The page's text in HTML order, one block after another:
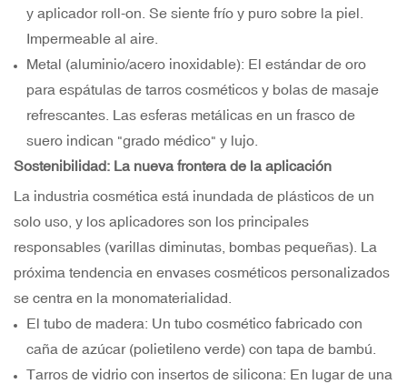
y aplicador roll-on. Se siente frío y puro sobre la piel.
Impermeable al aire.
Metal (aluminio/acero inoxidable): El estándar de oro
para espátulas de tarros cosméticos y bolas de masaje
refrescantes. Las esferas metálicas en un frasco de
suero indican "grado médico" y lujo.
Sostenibilidad: La nueva frontera de la aplicación
La industria cosmética está inundada de plásticos de un
solo uso, y los aplicadores son los principales
responsables (varillas diminutas, bombas pequeñas). La
próxima tendencia en envases cosméticos personalizados
se centra en la monomaterialidad.
El tubo de madera: Un tubo cosmético fabricado con
caña de azúcar (polietileno verde) con tapa de bambú.
Tarros de vidrio con insertos de silicona: En lugar de una